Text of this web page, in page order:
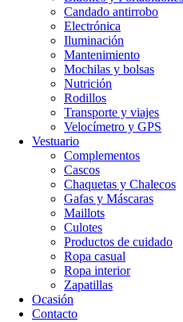
Candado antirrobo
Electrónica
Iluminación
Mantenimiento
Mochilas y bolsas
Nutrición
Rodillos
Transporte y viajes
Velocímetro y GPS
Vestuario
Complementos
Cascos
Chaquetas y Chalecos
Gafas y Máscaras
Maillots
Culotes
Productos de cuidado
Ropa casual
Ropa interior
Zapatillas
Ocasión
Contacto